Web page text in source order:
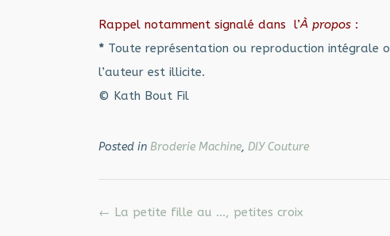
Rappel notamment signalé dans l’À propos :
* Toute représentation ou reproduction intégrale
l’auteur est illicite.
© Kath Bout Fil
Posted in Broderie Machine, DIY Couture
Post
← La petite fille au …, petites croix